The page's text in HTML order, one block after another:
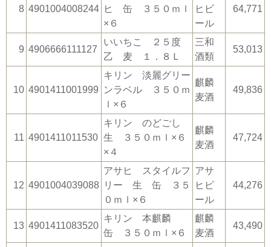
8 4901004008244 ヒ 缶 ３５０ｍｌ
×６
ヒビ
ール
64,771
9 4906666111127
いいちこ ２５度
乙 麦 １．８Ｌ
三和
酒類
53,013
10 4901411001999
キリン 淡麗グリー
ンラベル ３５０ｍ
ｌ×６
麒麟
麦酒
49,836
11 4901411011530
キリン のどごし
生 ３５０ｍｌ×６
×４
麒麟
麦酒
47,724
12 4901004039088
アサヒ スタイルフ
リー 生 缶 ３５
０ｍｌ×６
アサ
ヒビ
ール
44,276
13 4901411083520
キリン 本麒麟
缶 ３５０ｍｌ×６
麒麟
麦酒
43,490